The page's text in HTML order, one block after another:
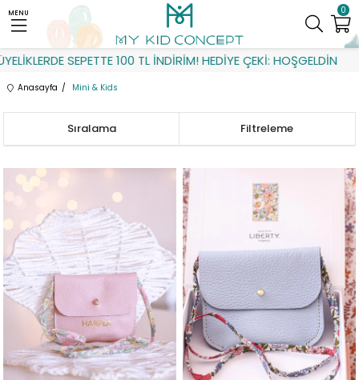
SEPETTE 100 TL İNDİRİM! HEDİYE ÇEKİ: HOŞGELDİN
0
MENU
Anasayfa Mini & Kids
Filtreleme
Sıralama